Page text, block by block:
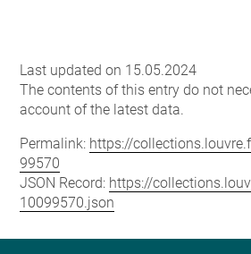
Last updated on 15.05.2024
The contents of this entry do not
account of the latest data.
Permalink: https://
99570
JSON Record: https://
10099570.json